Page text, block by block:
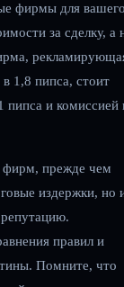
фирмы для
за сделку, а
1,8 пипса, стоит
пипса и комиссией
прежде чем
издержки, но
правил и
Помните, что